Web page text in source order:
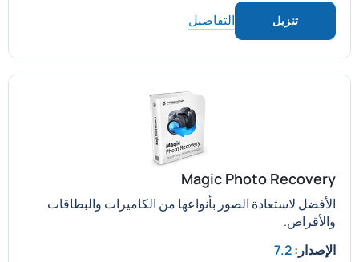
تنزيل التفاصيل
Magic Photo Recovery
الأفضل لاستعادة الصور بأنواعها من الكاميرات والبطاقات
والأقراص.
الإصدار:7.2